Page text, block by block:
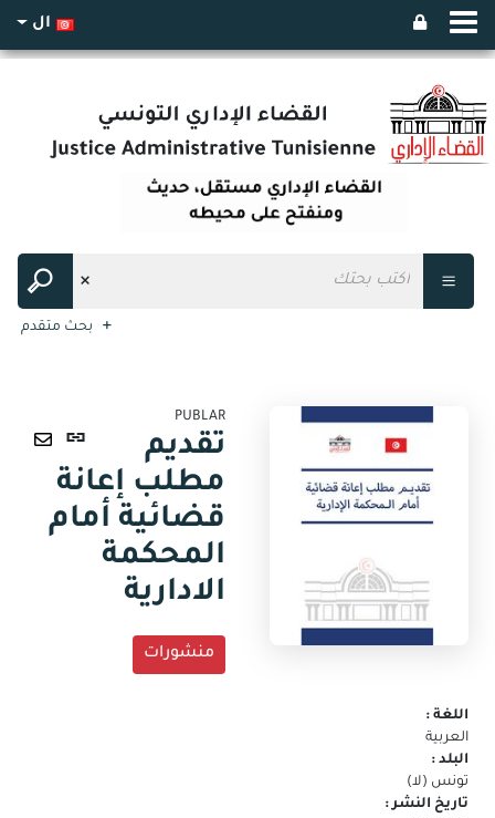
ال
بحث متقدم
ارسال
عبر
البريد
PUBLAR
تقديم
مطلب إعانة
قضائية أمام
المحكمة
الادارية
منشورات
اللغة :
العربية
البلد :
تونس (لا)
تاريخ النشر :